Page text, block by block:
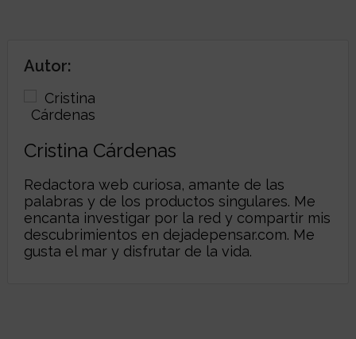
Autor:
Cristina Cárdenas
Redactora web curiosa, amante de las
palabras y de los productos singulares. Me
encanta investigar por la red y compartir mis
descubrimientos en dejadepensar.com. Me
gusta el mar y disfrutar de la vida.